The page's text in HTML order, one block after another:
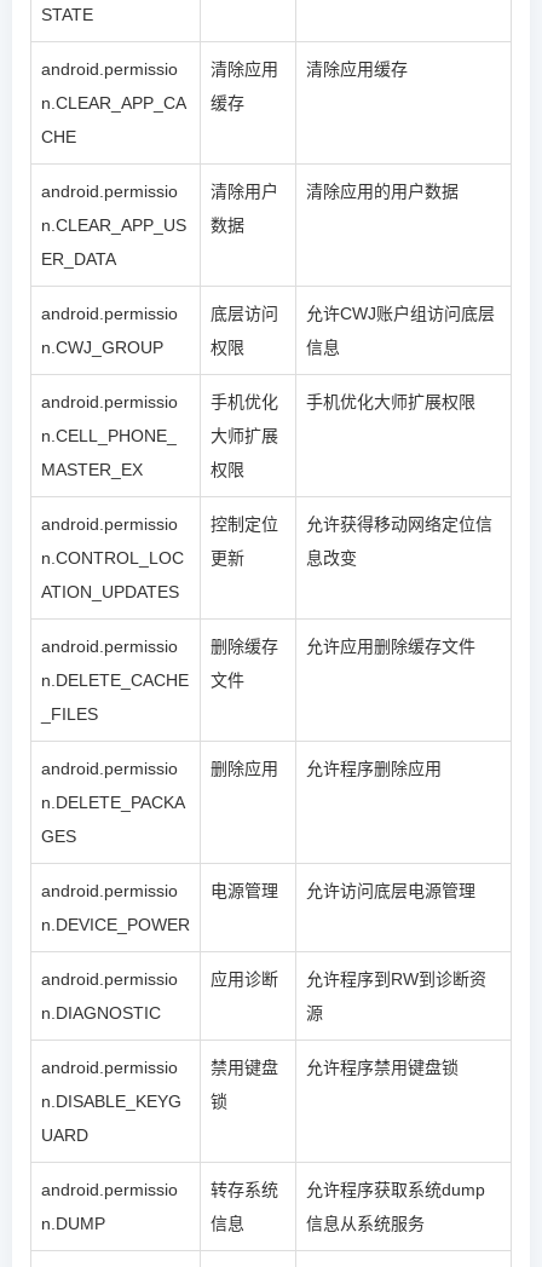
STATE
android.permissio
n.CLEAR_APP_CA
CHE
清除应用
缓存
清除应用缓存
android.permissio
n.CLEAR_APP_US
ER_DATA
清除用户
数据
清除应用的用户数据
android.permissio
n.CWJ_GROUP
底层访问
权限
允许CWJ账户组访问底层
信息
android.permissio
n.CELL_PHONE_
MASTER_EX
手机优化
大师扩展
权限
手机优化大师扩展权限
android.permissio
n.CONTROL_LOC
ATION_UPDATES
控制定位
更新
允许获得移动网络定位信
息改变
android.permissio
n.DELETE_CACHE
_FILES
删除缓存
文件
允许应用删除缓存文件
android.permissio
n.DELETE_PACKA
GES
删除应用 允许程序删除应用
android.permissio
n.DEVICE_POWER
电源管理 允许访问底层电源管理
android.permissio
n.DIAGNOSTIC
应用诊断
允许程序到RW到诊断资
源
android.permissio
n.DISABLE_KEYG
UARD
禁用键盘
锁
允许程序禁用键盘锁
android.permissio
n.DUMP
转存系统
信息
允许程序获取系统dump
信息从系统服务